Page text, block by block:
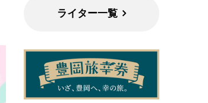
ライター一覧